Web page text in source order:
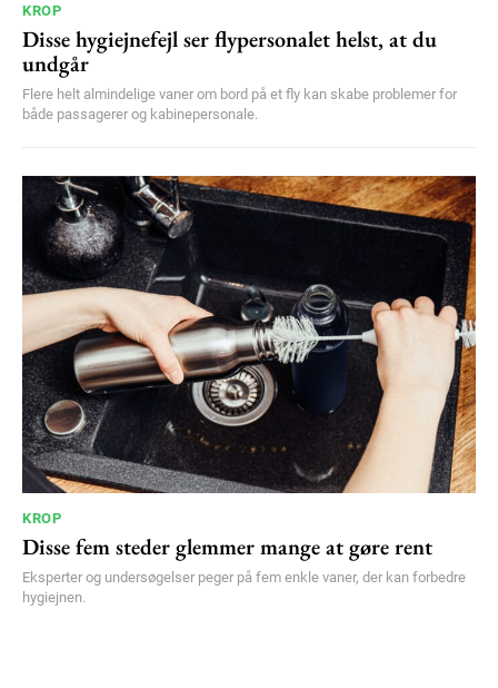
KROP
Disse hygiejnefejl ser flypersonalet helst, at du
undgår
Flere helt almindelige vaner om bord på et fly kan skabe problemer for
både passagerer og kabinepersonale.
KROP
Disse fem steder glemmer mange at gøre rent
Eksperter og undersøgelser peger på fem enkle vaner, der kan forbedre
hygiejnen.